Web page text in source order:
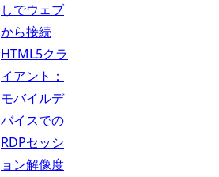
しでウェブ
から接続
HTML5クラ
イアント：
モバイルデ
バイスでの
RDPセッシ
ョン解像度